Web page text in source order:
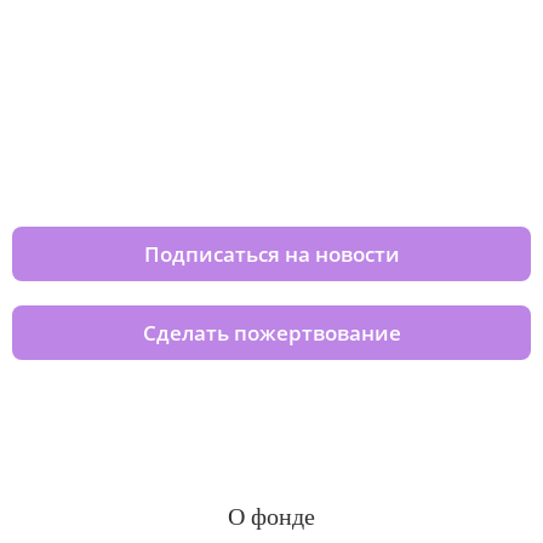
Подписаться на новости
Сделать пожертвование
О фонде